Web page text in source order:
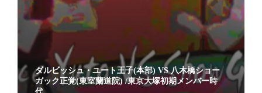
ダルビッシュ・ユート王子(本部) VS 八木橋ショー
ガック正覚(東室蘭道院) /東京大塚初期メンバー時